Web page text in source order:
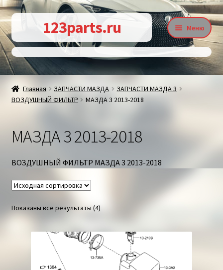
Перейти
к
навигации
Перейти
к
содержимому
123parts.ru Меню
Контакты
Доставка и оплата
Корзина
Главная ЗАПЧАСТИ МАЗДА
ЗАПЧАСТИ МАЗДА 3
ВОЗДУШНЫЙ ФИЛЬТР
МАЗДА 3 2013-2018
МАЗДА 3 2013-2018
ВОЗДУШНЫЙ ФИЛЬТР МАЗДА 3 2013-2018
Показаны все результаты (4)